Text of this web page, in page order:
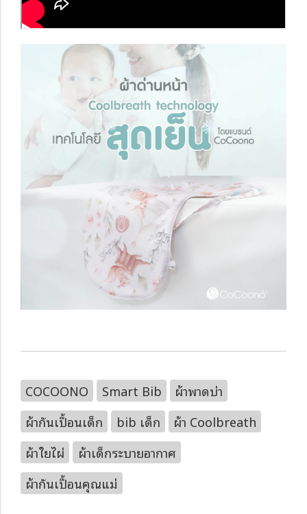
COCOONO Smart Bib
ผ้าพาดบ่า
ผ้ากันเปื้อนเด็ก
bib เด็ก
ผ้า Coolbreath
ผ้าใยไผ่
ผ้าเด็กระบายอากาศ
ผ้ากันเปื้อนคุณแม่